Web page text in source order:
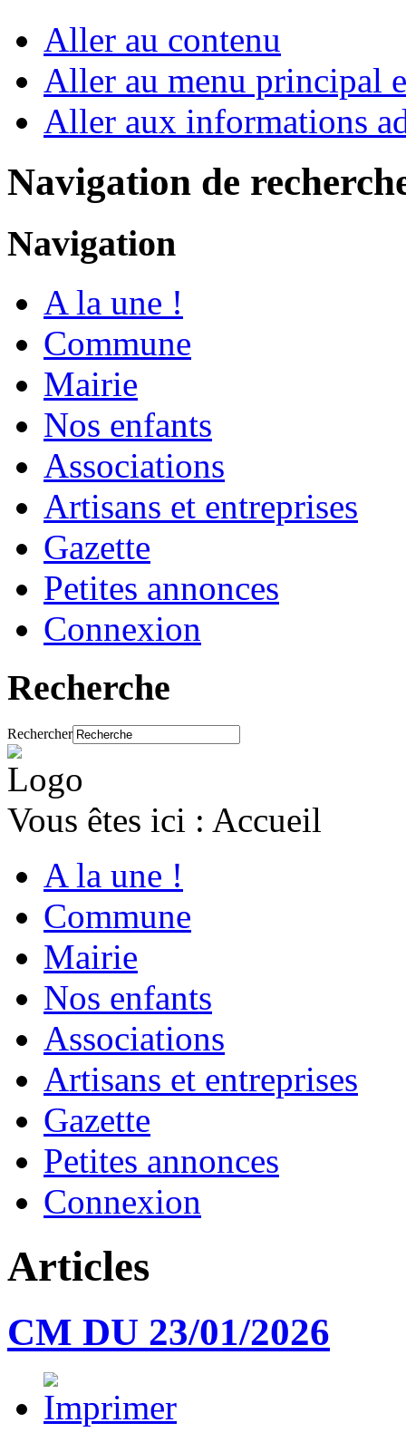
Aller au contenu
Aller au menu principal
Aller aux informations
Navigation de
Navigation
A la une !
Commune
Mairie
Nos enfants
Associations
Artisans et entreprises
Gazette
Petites annonces
Connexion
Recherche
Rechercher
Vous êtes ici : Accueil
A la une !
Commune
Mairie
Nos enfants
Associations
Artisans et entreprises
Gazette
Petites annonces
Connexion
Articles
CM DU 23/01/2026